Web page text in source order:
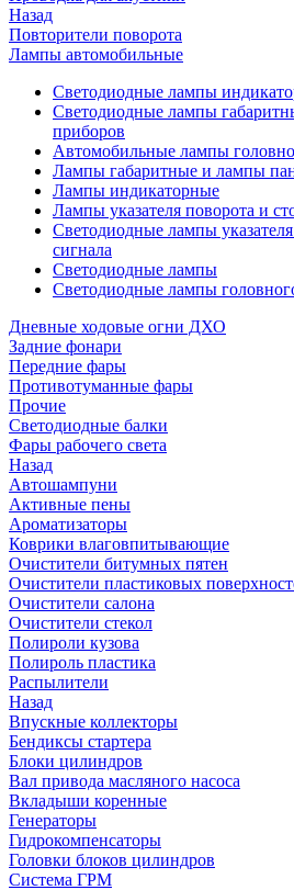
Назад
Повторители поворота
Лампы автомобильные
Светодиодные лампы
Светодиодные лампы
приборов
Автомобильные лампы
Лампы габаритные и лампы
Лампы индикаторные
Лампы указателя поворота и
Светодиодные лампы
сигнала
Светодиодные лампы
Светодиодные лампы
Дневные ходовые огни ДХО
Задние фонари
Передние фары
Противотуманные фары
Прочие
Светодиодные балки
Фары рабочего света
Назад
Автошампуни
Активные пены
Ароматизаторы
Коврики влаговпитывающие
Очистители битумных пятен
Очистители пластиковых
Очистители салона
Очистители стекол
Полироли кузова
Полироль пластика
Распылители
Назад
Впускные коллекторы
Бендиксы стартера
Блоки цилиндров
Вал привода масляного насоса
Вкладыши коренные
Генераторы
Гидрокомпенсаторы
Головки блоков цилиндров
Система ГРМ